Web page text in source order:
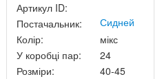
Артикул ID:
Постачальник:
Сидней
Колір:
мікс
У коробці пар:
24
Розміри:
40-45